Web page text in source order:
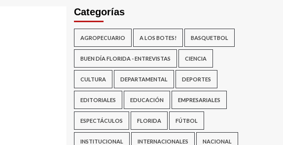
Categorías
AGROPECUARIO A LOS BOTES! BASQUETBOL
BUEN DÍA FLORIDA - ENTREVISTAS CIENCIA
CULTURA DEPARTAMENTAL DEPORTES
EDITORIALES EDUCACIÓN EMPRESARIALES
ESPECTÁCULOS FLORIDA FÚTBOL
INSTITUCIONAL INTERNACIONALES NACIONAL